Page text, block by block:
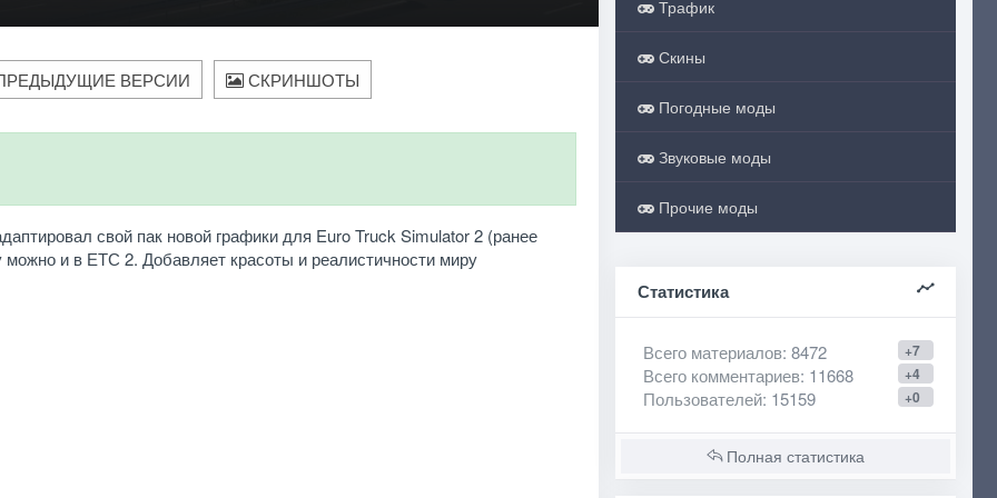
ВЕРСИИ СКРИНШОТЫ
свой пак новой графики для Euro Truck Simulator 2 (ранее
и в ЕТС 2. Добавляет красоты и реалистичности миру
Трафик
Скины
Погодные моды
Звуковые моды
Прочие моды
Статистика
+7
Всего материалов: 8472
+4
Всего комментариев: 11668
+0
Пользователей: 15159
Полная статистика